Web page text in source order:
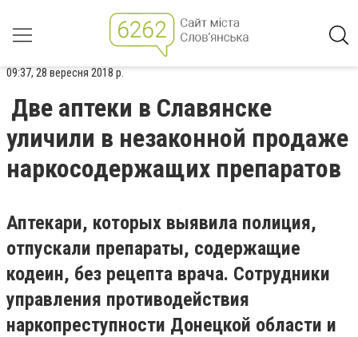
09:37, 28 вересня 2018 р.
Две аптеки в Славянске
уличили в незаконной продаже
наркосодержащих препаратов
Аптекари, которых выявила полиция,
отпускали препараты, содержащие
кодеин, без рецепта врача. Сотрудники
управления противодействия
наркопреступности Донецкой области и